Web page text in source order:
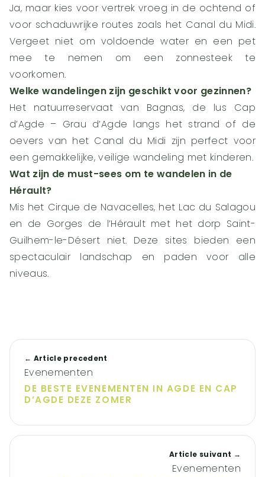
Ja, maar kies voor vertrek vroeg in de ochtend of
voor schaduwrijke routes zoals het Canal du Midi.
Vergeet niet om voldoende water en een pet
mee te nemen om een zonnesteek te
voorkomen.
Welke wandelingen zijn geschikt voor gezinnen?
Het natuurreservaat van Bagnas, de lus Cap
d’Agde – Grau d’Agde langs het strand of de
oevers van het Canal du Midi zijn perfect voor
een gemakkelijke, veilige wandeling met kinderen.
Wat zijn de must-sees om te wandelen in de
Hérault?
Mis het Cirque de Navacelles, het Lac du Salagou
en de Gorges de l’Hérault met het dorp Saint-
Guilhem-le-Désert niet. Deze sites bieden een
spectaculair landschap en paden voor alle
niveaus.
← Article precedent
Evenementen
DE BESTE EVENEMENTEN IN AGDE EN CAP
D’AGDE DEZE ZOMER
Article suivant →
Evenementen